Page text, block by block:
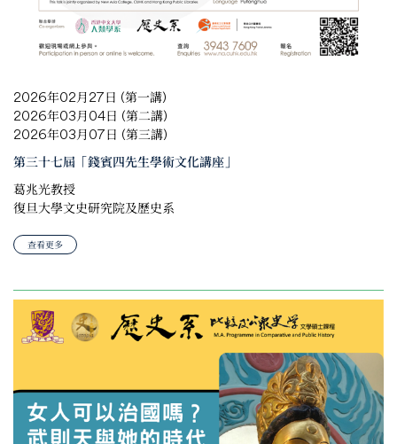
2026年02月27日 (第一講)
2026年03月04日 (第二講)
2026年03月07日 (第三講)
第三十七屆「錢賓四先生學術文化講座」
葛兆光教授
復旦大學文史研究院及歷史系
查看更多